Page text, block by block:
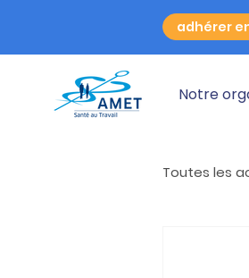
adhérer
Notre
Toutes les
Mois